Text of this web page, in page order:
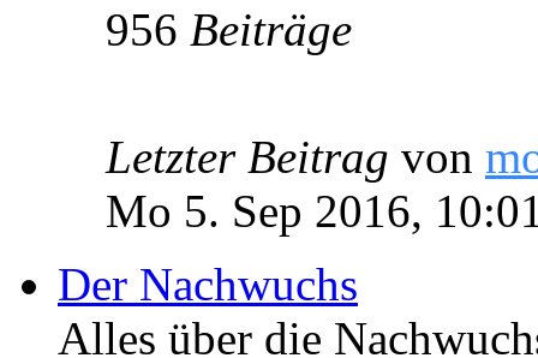
956 Beiträge
Letzter Beitrag von
Mo 5. Sep 2016,
Der Nachwuchs
Alles über die